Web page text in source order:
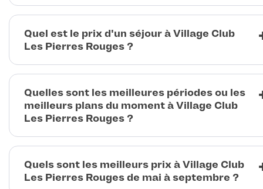
Quel est le prix d'un séjour à Village Club
Les Pierres Rouges ?
Quelles sont les meilleures périodes ou les
meilleurs plans du moment à Village Club
Les Pierres Rouges ?
Quels sont les meilleurs prix à Village Club
Les Pierres Rouges de mai à septembre ?